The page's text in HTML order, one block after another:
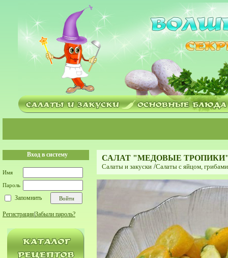
Вход в систему
Имя
Пароль
Запомнить
Регистрация Забыли пароль?
САЛАТ "МЕДОВЫЕ
Салаты и закуски /Салаты с яйцом,